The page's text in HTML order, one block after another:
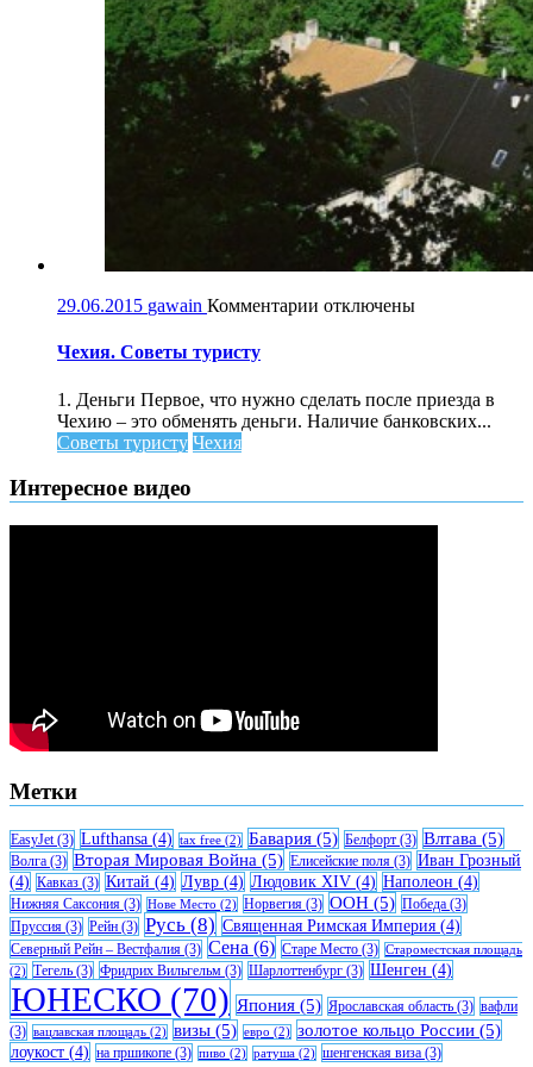
29.06.2015 gawain Комментарии котключены
Чехия. Советы туристу
1. Деньги Первое, что нужно сделать после приезда в
Чехию – это обменять деньги. Наличие банковских...
Советы туристу Чехия
Интересное видео
Метки
EasyJet(3) Lufthansa (4) tax free (2) Бавария (5) Белфорт (3) Влтава (5)
Волга (3) Вторая Мировая Война (5) Елисейские поля (3) Иван Грозный
(4) Кавказ (3) Китай (4) Лувр (4) Людовик XIV (4) Наполеон (4)
Нижняя Саксония (3) Нове Место (2) Норвегия (3) ООН (5) Победа (3)
Пруссия (3) Рейн (3) Русь (8) Священная Римская Империя (4)
Северный Рейн – Вестфалия (3) Сена (6) Старе Место (3) Староместская площадь
(2) Тегель (3) Фридрих Вильгельм (3) Шарлоттенбург (3) Шенген (4)
ЮНЕСКО (70) Япония (5) Ярославская область (3) вафли
(3) вацлавская площадь (2) визы (5) евро (2) золотое кольцо России (5)
лоукост (4) на пршикопе (3) пиво (2) ратуша (2) шенгенская виза (3)